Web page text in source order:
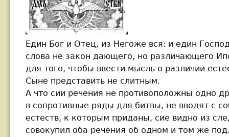
Един Бог и Отец, из Негоже вся: и един
слова не закон дающего, но различающего
для того, чтобы ввести мысль о различии
Сыне представить не слитным.
А что сии речения не противоположны одно
в сопротивные ряды для битвы, не вводят с
естеств, к которым приданы, cиe видно из
совокупил оба речения об одном и том же